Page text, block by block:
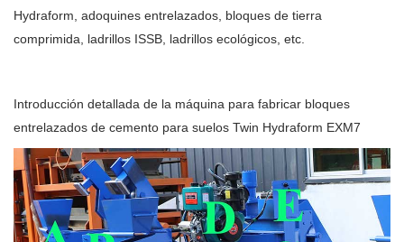
Hydraform, adoquines entrelazados, bloques de tierra
comprimida, ladrillos ISSB, ladrillos ecológicos, etc.
Introducción detallada de la máquina para fabricar bloques
entrelazados de cemento para suelos Twin Hydraform EXM7